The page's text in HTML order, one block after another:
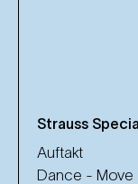
Strauss
Auftakt
Dance - Move